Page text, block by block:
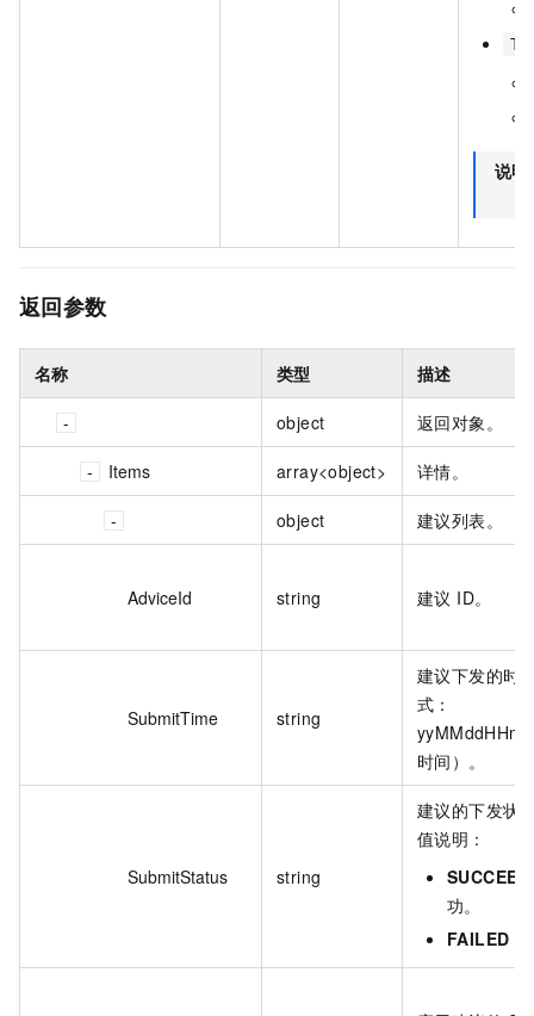
说明
返回参数
名称 类型 描述
object 返回对象。
Items array<object> 详情。
object 建议列表。
AdviceId string 建议 ID。
SubmitTime string
建议下发的时
式：
时间）。
SubmitStatus string
建议的下发状
值说明：
SUCCEED
功。
FAILED